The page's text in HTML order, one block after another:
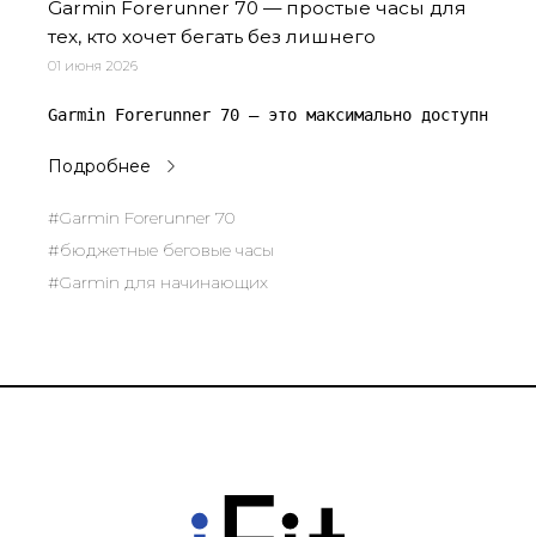
Garmin Forerunner 70 — простые часы для
тех, кто хочет бегать без лишнего
01 июня 2026
Garmin Forerunner 70 — это максимально доступные
Подробнее
#Garmin Forerunner 70
#бюджетные беговые часы
#Garmin для начинающих